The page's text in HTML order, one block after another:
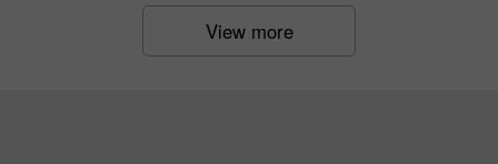
View more